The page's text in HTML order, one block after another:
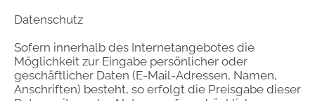
Datenschutz
Sofern innerhalb des Internetangebotes die
Möglichkeit zur Eingabe persönlicher oder
geschäftlicher Daten (E-Mail-Adressen, Namen,
Anschriften) besteht, so erfolgt die Preisgabe dieser